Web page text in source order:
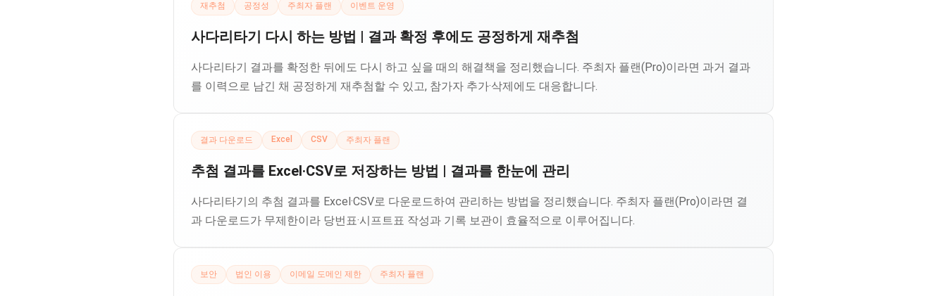
재추첨 공정성 주최자 플랜 이벤트 운영
사다리타기 다시 하는 방법 | 결과 확정 후에도 공정하게 재추첨
사다리타기 결과를 확정한 뒤에도 다시 하고 싶을 때의 해결책을 정리했습니다. 주최자 플랜(Pro)이라면 과거 결과
를 이력으로 남긴 채 공정하게 재추첨할 수 있고, 참가자 추가·삭제에도 대응합니다.
결과 다운로드 Excel CSV 주최자 플랜
추첨 결과를 Excel·CSV로 저장하는 방법 | 결과를 한눈에 관리
사다리타기의 추첨 결과를 Excel·CSV로 다운로드하여 관리하는 방법을 정리했습니다. 주최자 플랜(Pro)이라면 결
과 다운로드가 무제한이라 당번표·시프트표 작성과 기록 보관이 효율적으로 이루어집니다.
보안 법인 이용 이메일 도메인 제한 주최자 플랜